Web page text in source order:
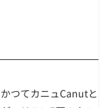
つてカニュCanutと